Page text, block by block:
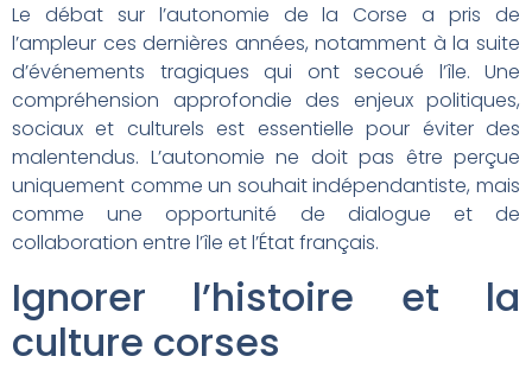
Le débat sur l’autonomie de la Corse a pris de
l’ampleur ces dernières années, notamment à la suite
d’événements tragiques qui ont secoué l’île. Une
compréhension approfondie des enjeux politiques,
sociaux et culturels est essentielle pour éviter des
malentendus. L’autonomie ne doit pas être perçue
uniquement comme un souhait indépendantiste, mais
comme une opportunité de dialogue et de
collaboration entre l’île et l’État français.
Ignorer l’histoire et la
culture corses